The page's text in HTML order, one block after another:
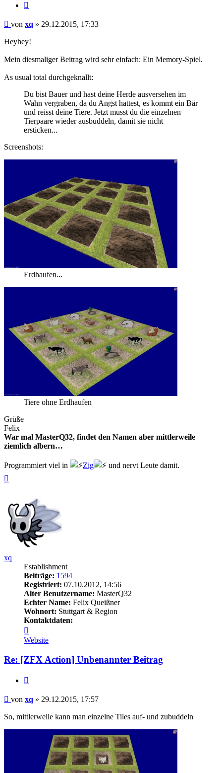
Beitrag
von xq » 29.12.2015, 17:33
Heyhey!
Mein diesmaliger Beitrag wird sehr einfach: Ein Memory-Spiel.
As usual total durchgeknallt:
Du bist Bauer und hast deine Herde ausversehen im
Wahn vergraben, da du Angst hattest, es kommt ein Bär
und reisst deine Tiere. Jetzt musst du die einzelnen
Tierpaare wieder ausbuddeln, damit sie nicht
ersticken...
Screenshots:
Erdhaufen...
Tiere ohne Erdhaufen
Grüße
Felix
War mal MasterQ32, findet den Namen aber mittlerweile
ziemlich albern…
Programmiert viel in Zig
und nervt Leute damit.
xq
Establishment
Beiträge: 1594
Registriert: 07.10.2012, 14:56
Alter Benutzername: MasterQ32
Echter Name: Felix Queißner
Wohnort: Stuttgart & Region
Kontaktdaten:
von
xq
Website
Re: [ZFX Action] Unbenannter Beitrag
Beitrag
von xq » 29.12.2015, 17:57
So, mittlerweile kann man einzelne Tiles auf- und zubuddeln